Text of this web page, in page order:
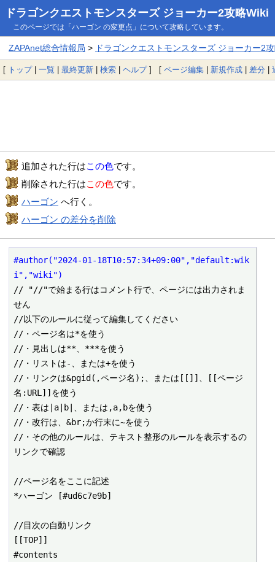
ドラゴンクエストモンスターズ ジョーカー2攻略Wiki
このページでは「ハーゴン の変更点」について攻略しています。
ZAPAnet総合情報局 > ドラゴンクエストモンスターズ ジョーカー2
[ トップ| 一覧 | 最終更新 | 検索 | ヘルプ] [ ページ編集 | 新規作成 | 差分 |
追加された行はこの色です。
削除された行はこの色です。
ハーゴン へ行く。
ハーゴン の差分を削除
#author("2024-01-18T10:57:34+09:00","default:wik
i","wiki")
// "//"で始まる行はコメント行で、ページには出力されま
せん
//以下のルールに従って編集してください
//・ページ名は*を使う
//・見出しは**、***を使う
//・リストは-、または+を使う
//・リンクは&pgid(,ページ名);、または[[]]、[[ページ
名:URL]]を使う
//・表は|a|b|、または,a,bを使う
//・改行は、&br;か行末に~を使う
//・その他のルールは、テキスト整形のルールを表示するの
リンクで確認
//ページ名をここに記述
*ハーゴン [#ud6c7e9b]
//目次の自動リンク
[[TOP]]
#contents